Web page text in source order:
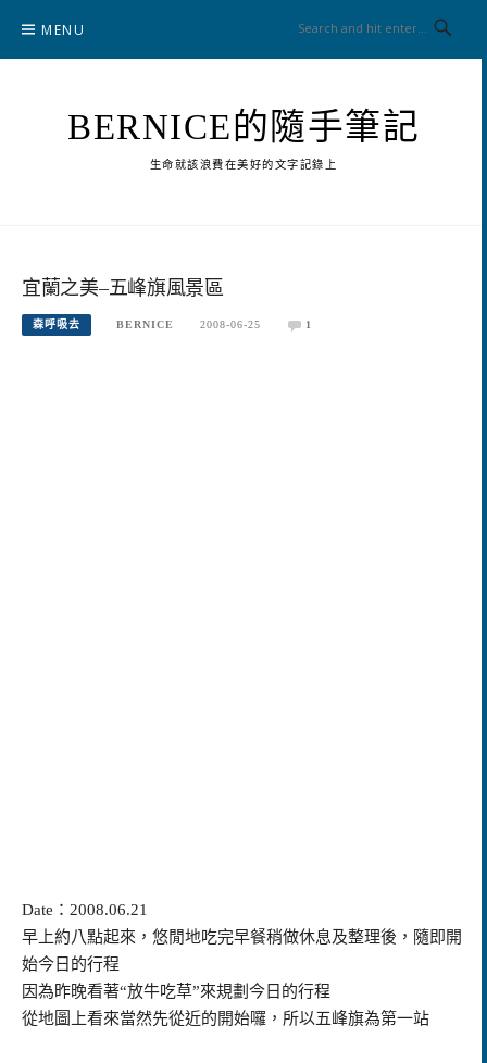
content
MENU
BERNICE的隨手筆記
生命就該浪費在美好的文字記錄上
宜蘭之美–五峰旗風景區
森呼吸去 BERNICE 2008-06-25 1
Date ：2008.06.21
早上約八點起來，悠閒地吃完早餐稍做休息及整理後，隨即開
始今日的行程
因為昨晚看著“放牛吃草”來規劃今日的行程
從地圖上看來當然先從近的開始囉，所以五峰旗為第一站